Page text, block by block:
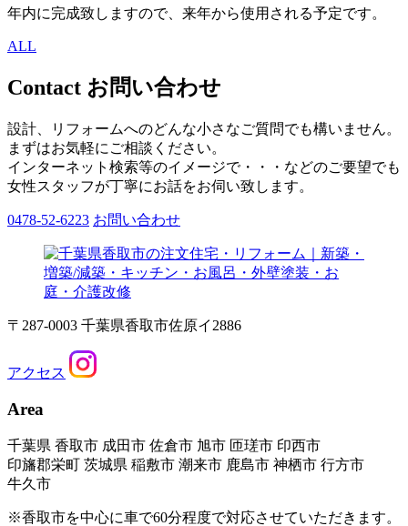
年内に完成致しますので、来年から使用される予定です。
ALL
Contact お問い合わせ
設計、リフォームへのどんな小さなご質問でも構いません。
まずはお気軽にご相談ください。
インターネット検索等のイメージで・・・などのご要望でも
女性スタッフが丁寧にお話をお伺い致します。
0478-52-6223 お問い合わせ
〒287-0003 千葉県香取市佐原イ2886
アクセス
Area
千葉県 香取市 成田市 佐倉市 旭市 匝瑳市 印西市
印旛郡栄町 茨城県 稲敷市 潮来市 鹿島市 神栖市 行方市
牛久市
※香取市を中心に車で60分程度で対応させていただきます。